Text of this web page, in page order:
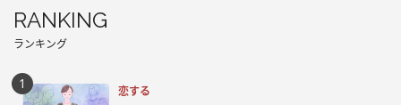
RANKING
ランキング
恋する